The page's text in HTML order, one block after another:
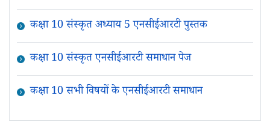
कक्षा 10 संस्कृत अध्याय 5 एनसीईआरटी पुस्तक
कक्षा 10 संस्कृत एनसीईआरटी समाधान पेज
कक्षा 10 सभी विषयों के एनसीईआरटी समाधान